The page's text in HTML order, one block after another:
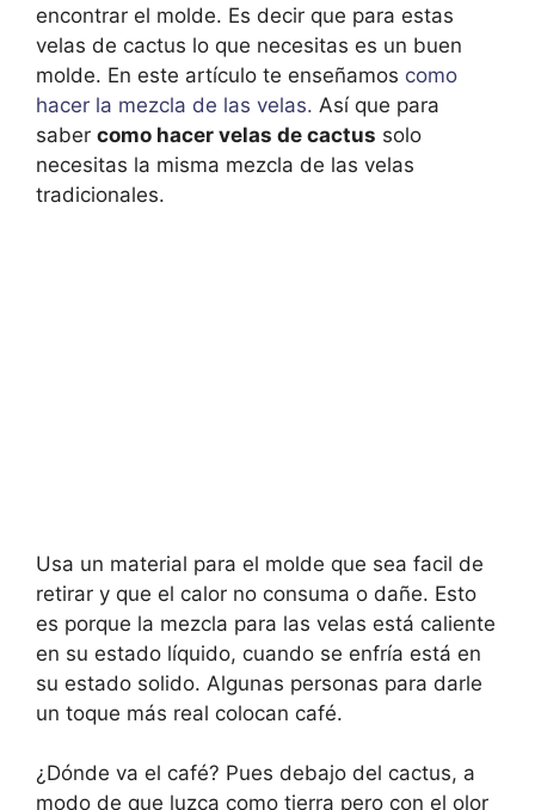
encontrar el molde. Es decir que para estas
velas de cactus lo que necesitas es un buen
molde. En este artículo te enseñamos como
hacer la mezcla de las velas. Así que para
saber como hacer velas de cactus solo
necesitas la misma mezcla de las velas
tradicionales.
Usa un material para el molde que sea facil de
retirar y que el calor no consuma o dañe. Esto
es porque la mezcla para las velas está caliente
en su estado líquido, cuando se enfría está en
su estado solido. Algunas personas para darle
un toque más real colocan café.
¿Dónde va el café? Pues debajo del cactus, a
modo de que luzca como tierra pero con el olor